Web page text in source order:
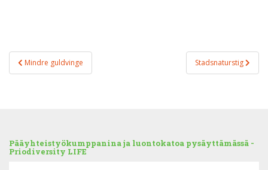
Inläggsnavigering
Mindre guldvinge Stadsnaturstig
Pääyhteistyökumppanina ja luontokatoa pysäyttämässä -
Priodiversity LIFE